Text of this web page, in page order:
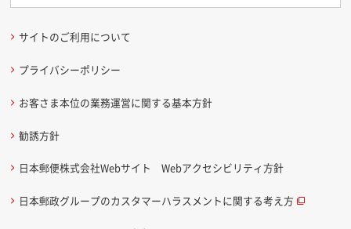
サイトのご利用について
プライバシーポリシー
お客さま本位の業務運営に関する基本方針
勧誘方針
日本郵便株式会社Webサイト Webアクセシビリティ方針
日本郵政グループのカスタマーハラスメントに関する考え方